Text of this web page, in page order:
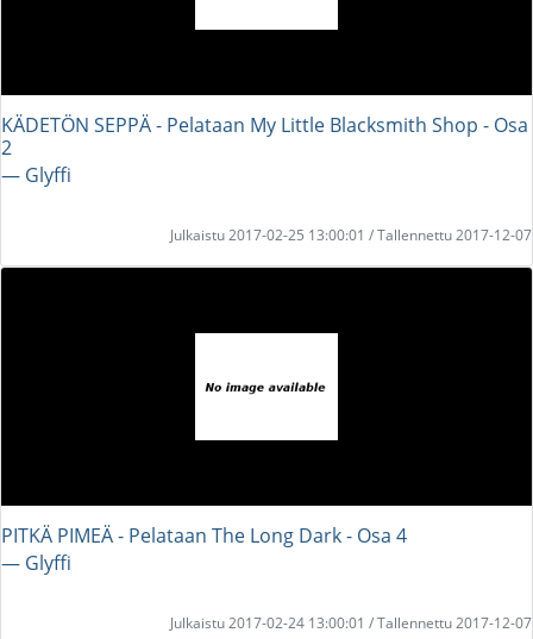
KÄDETÖN SEPPÄ - Pelataan My Little Blacksmith Shop - Osa
2
― Glyffi
Julkaistu 2017-02-25 13:00:01 / Tallennettu 2017-12-07
PITKÄ PIMEÄ - Pelataan The Long Dark - Osa 4
― Glyffi
Julkaistu 2017-02-24 13:00:01 / Tallennettu 2017-12-07